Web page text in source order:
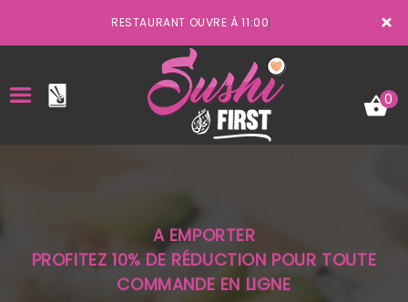
×
RESTAURANT OUVRE À 11:00
LA CARTE
VOTRE COMPTE
0
A EMPORTER
PROFITEZ 10% DE RÉDUCTION POUR TOUTE
COMMANDE EN LIGNE